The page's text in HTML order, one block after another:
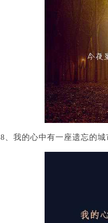
8、我的心中有一座遗忘的城